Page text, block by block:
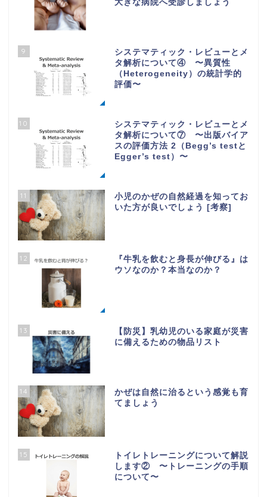
大きな病院へ受診しましょう
9
システマティック・レビューとメ
タ解析について④ 〜異質性
（Heterogeneity）の統計学的
評価〜
10
システマティック・レビューとメ
タ解析について⑦ 〜出版バイア
スの評価方法 2（Begg’s testと
Egger’s test）〜
11
小児のかぜの自然経過を知ってお
いた方が良いでしょう [考察]
12
『牛乳を飲むと身長が伸びる』は
ウソなのか？本当なのか？
13
【防災】乳幼児のいる家庭が災害
に備えるための物品リスト
14
かぜは自然に治るという感覚も育
てましょう
15
トイレトレーニングについて解説
します② 〜トレーニングの手順
について〜